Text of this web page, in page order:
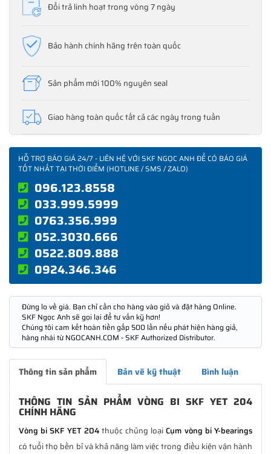
Đổi trả linh hoạt trong vòng 7 ngày
Bảo hành chính hãng trên toàn quốc
Sản phẩm mới 100% nguyên seal
Giao hàng toàn quốc tất cả các ngày trong tuần
HỖ TRỢ BÁO GIÁ 24/7 - LIÊN HỆ VỚI SKF NGỌC ANH ĐỂ CÓ BÁO GIÁ
TỐT NHẤT TẠI THỜI ĐIỂM (HOTLINE / SMS / ZALO)
096.123.8558
033.999.5999
0763.356.999
052.3030.666
0522.809.888
0924.346.346
Đừng lo về giá. Bạn chỉ cần cho hàng vào giỏ và đặt hàng Online.
SKF Ngọc Anh sẽ gọi lại để tư vấn kỹ hơn!
Chúng tôi cam kết hoàn tiền gấp 500 lần nếu phát hiện hàng giả,
hàng nhái từ NGOCANH.COM - SKF Authorized Distributor.
Thông tin sản phẩm Bản vẽ kỹ thuật Bình luận
THÔNG TIN SẢN PHẨM VÒNG BI SKF YET 204
CHÍNH HÃNG
Vòng bi SKF YET 204thuộc chủng loạiCụm vòng bi Y-bearings
có tuổi thọ bền bỉ và khả năng làm việc trong điều kiện vận hành